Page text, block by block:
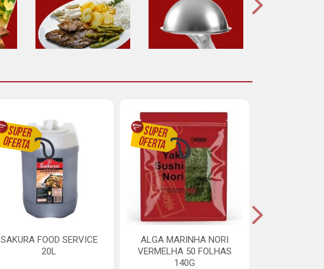
SAKURA FOOD SERVICE
20L
ALGA MARINHA NORI
VERMELHA 50 FOLHAS
140G